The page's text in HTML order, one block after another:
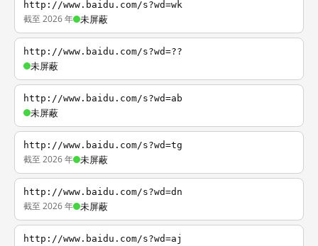
http://www.baidu.com/s?wd=wk
截至 2026 年 未屏蔽
http://www.baidu.com/s?wd=??
未屏蔽
http://www.baidu.com/s?wd=ab
未屏蔽
http://www.baidu.com/s?wd=tg
截至 2026 年 未屏蔽
http://www.baidu.com/s?wd=dn
截至 2026 年 未屏蔽
http://www.baidu.com/s?wd=aj